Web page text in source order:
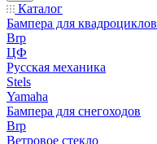
Каталог
Бампера для квадроциклов
Brp
ЦФ
Русская механика
Stels
Yamaha
Бампера для снегоходов
Brp
Ветровое стекло